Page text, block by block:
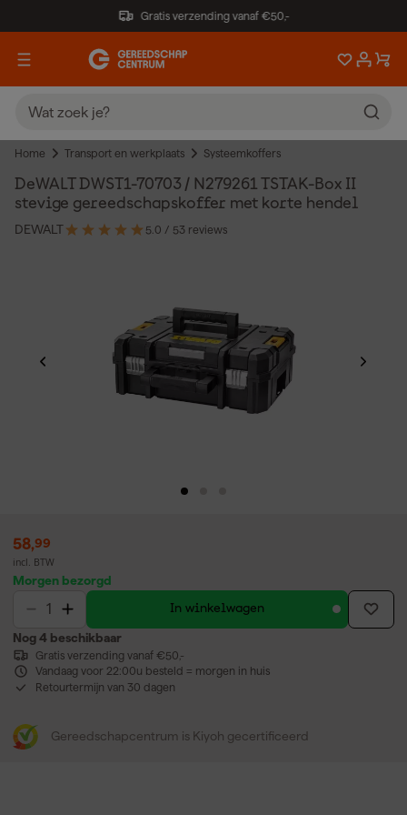
Gratis verzending vanaf €50,-
Home Transport en werkplaats Systeemkoffers
DeWALT DWST1-70703 / N279261 TSTAK-Box II
stevige gereedschapskoffer met korte hendel
DEWALT 5.0 / 53 reviews
58,99
incl. BTW
Morgen bezorgd
In winkelwagen
Nog 4 beschikbaar
Gratis verzending vanaf €50,-
Vandaag voor 22:00u besteld = morgen in huis
Retourtermijn van 30 dagen
Gereedschapcentrum is Kiyoh gecertificeerd